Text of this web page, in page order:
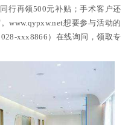
行再领500元补贴；手术客户还
www.qypxw.net想要参与活动的
xxx8866）在线询问，领取专